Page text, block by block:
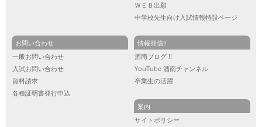
ＷＥＢ出願
中学校先生向け入試情報特設ページ
お問い合わせ
一般お問い合わせ
入試お問い合わせ
資料請求
各種証明書発行申込
情報発信!!
酒南ブログ !!
YouTube 酒南チャンネル
卒業生の活躍
案内
サイトポリシー